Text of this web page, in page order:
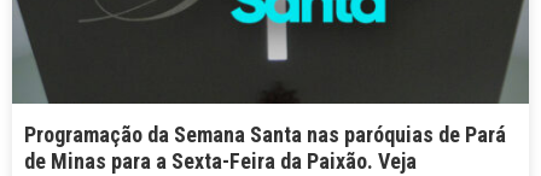
Programação da Semana Santa nas paróquias de Pará
de Minas para a Sexta-Feira da Paixão. Veja